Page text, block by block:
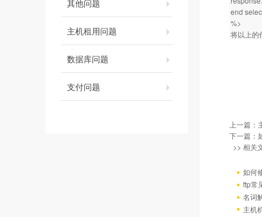
其他问题
主机租用问题
数据库问题
支付问题
end
%>
将以上的
上一篇：
下一篇：
>> 相关
如何
ftp常
名词
主机